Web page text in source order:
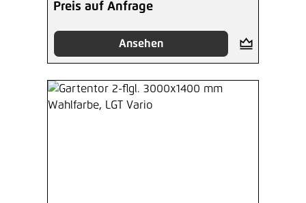
Preis auf Anfrage
Ansehen